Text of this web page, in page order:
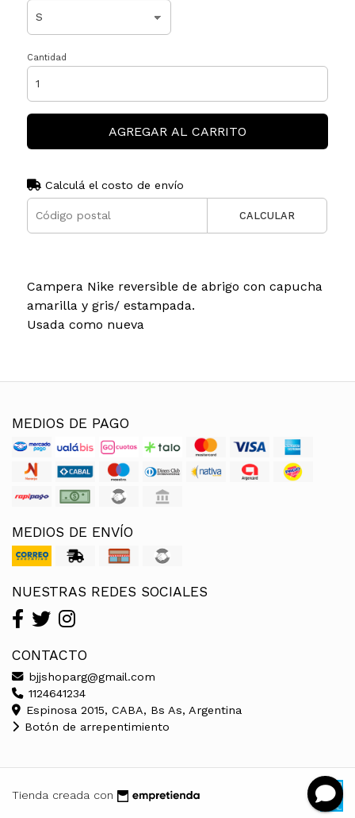
Cantidad
AGREGAR AL CARRITO
Calculá el costo de envío
CALCULAR
Campera Nike reversible de abrigo con capucha
amarilla y gris/ estampada.
Usada como nueva
MEDIOS DE PAGO
MEDIOS DE ENVÍO
NUESTRAS REDES SOCIALES
CONTACTO
bjjshoparg@gmail.com
1124641234
Espinosa 2015, CABA, Bs As, Argentina
Botón de arrepentimiento
Tienda creada con